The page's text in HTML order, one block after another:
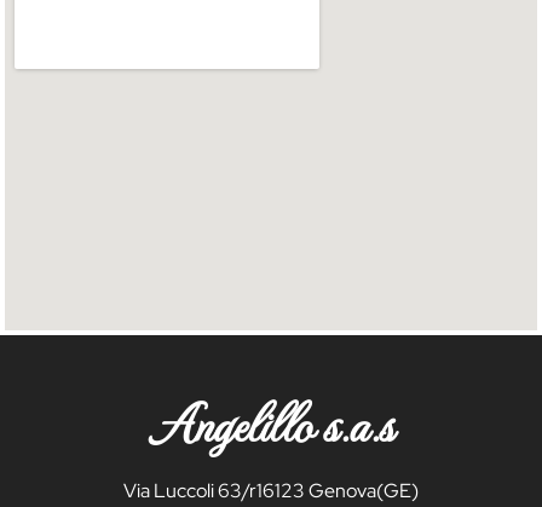
Angelillo s.a.s
Via Luccoli 63/r16123 Genova(GE)